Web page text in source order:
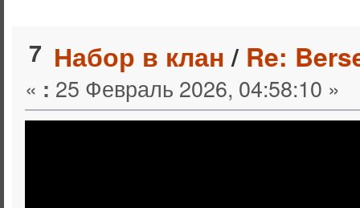
7 Набор в клан/ Re:
« : 25 Февраль 2026, 04:58:10 »